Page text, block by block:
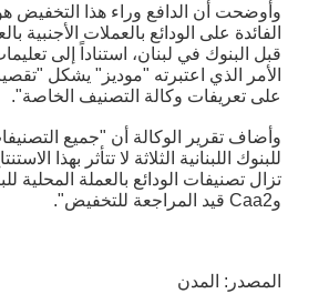
وأوضحت أن الدافع وراء هذا التخفيض
الفائدة على الودائع بالعملات الأجنبية
قبل البنوك في لبنان، استناداً إلى
الأمر الذي اعتبرته "موديز" يشكل
على تعريفات وكالة التصنيف الخاصة".
وأضاف تقرير الوكالة أن "جميع
للبنوك اللبنانية الثلاثة لا تتأثر بهذا
وCaa2 قيد المراجعة للتخفيض".
المصدر: المدن